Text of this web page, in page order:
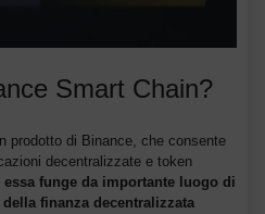
Smart Chain?
prodotto di Binance, che consente
decentralizzate e token
essa funge da importante luogo di
finanza decentralizzata